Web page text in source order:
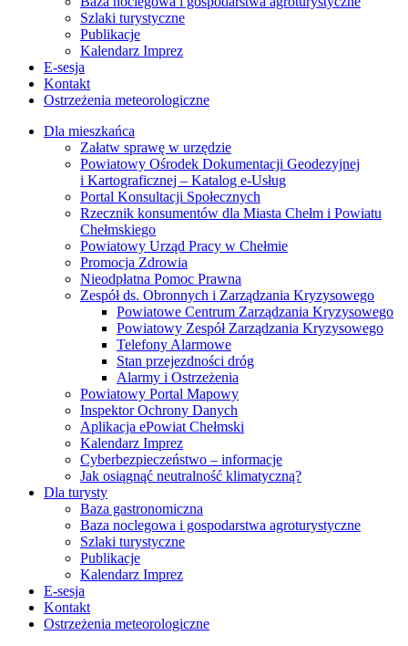
Szlaki turystyczne
Publikacje
Kalendarz Imprez
E-sesja
Kontakt
Ostrzeżenia meteorologiczne
Dla mieszkańca
Załatw sprawę w urzędzie
Powiatowy Ośrodek Dokumentacji Geodezyjnej
i Kartograficznej – Katalog e-Usług
Portal Konsultacji Społecznych
Rzecznik konsumentów dla Miasta Chełm i Powiatu
Chełmskiego
Powiatowy Urząd Pracy w Chełmie
Promocja Zdrowia
Nieodpłatna Pomoc Prawna
Zespół ds. Obronnych i Zarządzania Kryzysowego
Powiatowe Centrum Zarządzania Kryzysowego
Powiatowy Zespół Zarządzania Kryzysowego
Telefony Alarmowe
Stan przejezdności dróg
Alarmy i Ostrzeżenia
Powiatowy Portal Mapowy
Inspektor Ochrony Danych
Aplikacja ePowiat Chełmski
Kalendarz Imprez
Cyberbezpieczeństwo – informacje
Jak osiągnąć neutralność klimatyczną?
Dla turysty
Baza gastronomiczna
Baza noclegowa i gospodarstwa agroturystyczne
Szlaki turystyczne
Publikacje
Kalendarz Imprez
E-sesja
Kontakt
Ostrzeżenia meteorologiczne